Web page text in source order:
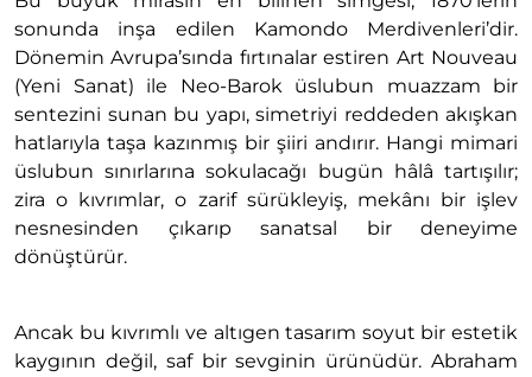
sonunda inşa edilen Kamondo Merdivenleri’dir.
Dönemin Avrupa’sında fırtınalar estiren Art Nouveau
(Yeni Sanat) ile Neo-Barok üslubun muazzam bir
sentezini sunan bu yapı, simetriyi reddeden akışkan
hatlarıyla taşa kazınmış bir şiiri andırır. Hangi mimari
üslubun sınırlarına sokulacağı bugün hâlâ tartışılır;
zira o kıvrımlar, o zarif sürükleyiş, mekânı bir işlev
nesnesinden çıkarıp sanatsal bir deneyime
dönüştürür.
Ancak bu kıvrımlı ve altıgen tasarım soyut bir estetik
kaygının değil, saf bir sevginin ürünüdür. Abraham